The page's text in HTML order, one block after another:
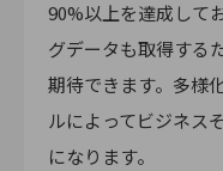
90%以上を達成して
グデータも取得する
期待できます。多様
ルによってビジネス
になります。